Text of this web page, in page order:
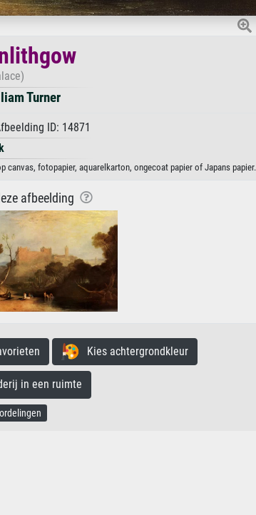
Turner
ID: 14871
canvas, fotopapier, aquarelkarton, ongecoat papier of Japans papier.
afbeelding
Kies achtergrondkleur
in een ruimte